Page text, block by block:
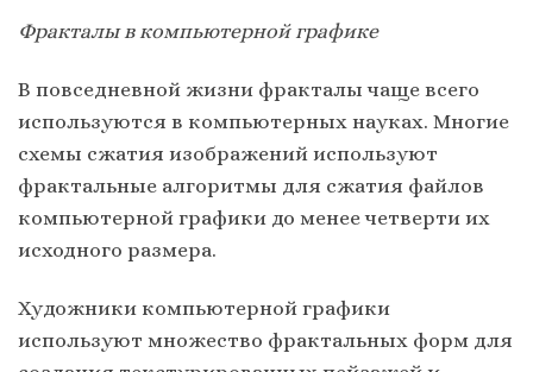
Фракталы в компьютерной графике
В повседневной жизни фракталы чаще всего
используются в компьютерных науках. Многие
схемы сжатия изображений используют
фрактальные алгоритмы для сжатия файлов
компьютерной графики до менее четверти их
исходного размера.
Художники компьютерной графики
используют множество фрактальных форм для